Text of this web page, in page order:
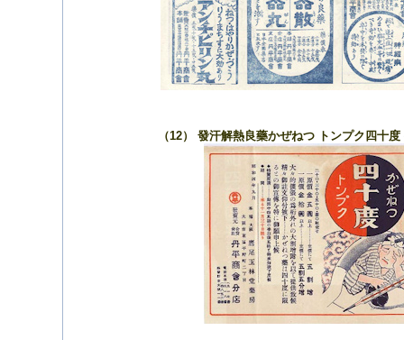
（12） 發汗解熱良藥かぜねつ トンプク四十